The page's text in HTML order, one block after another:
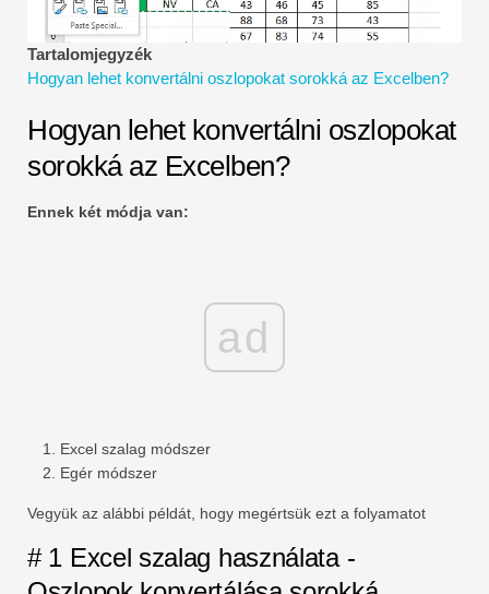
Pénzügyi modellezési oktatóanyagok
Teljes alak
Kockázatkezelési oktatóanyagok
Tartalomjegyzék
Hogyan lehet konvertálni oszlopokat sorokká az Excelben?
Hogyan lehet konvertálni oszlopokat
sorokká az Excelben?
Ennek két módja van:
ad
Excel szalag módszer
Egér módszer
Vegyük az alábbi példát, hogy megértsük ezt a folyamatot
# 1 Excel szalag használata -